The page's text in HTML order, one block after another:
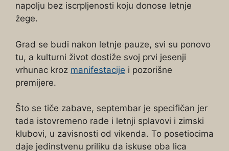
napolju bez iscrpljenosti koju donose letnje
žege.
Grad se budi nakon letnje pauze, svi su ponovo
tu, a kulturni život dostiže svoj prvi jesenji
vrhunac kroz manifestacije i pozorišne
premijere.
Što se tiče zabave, septembar je specifičan jer
tada istovremeno rade i letnji splavovi i zimski
klubovi, u zavisnosti od vikenda. To posetiocima
daje jedinstvenu priliku da iskuse oba lica